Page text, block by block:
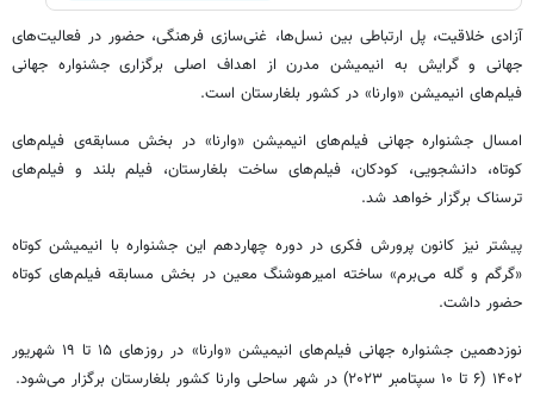
آزادی خلاقیت، پل ارتباطی بین نسل‌ها، غنی‌سازی فرهنگی، حضور در فعالیت‌های
جهانی و گرایش‌ به انیمیشن مدرن از اهداف اصلی برگزاری جشنواره جهانی
فیلم‌های انیمیشن «وارنا» در کشور بلغارستان است.
امسال جشنواره جهانی فیلم‌های انیمیشن «وارنا» در بخش مسابقه‌ی فیلم‌های
کوتاه، دانشجویی، کودکان، فیلم‌های ساخت بلغارستان، فیلم بلند و فیلم‌های
ترسناک برگزار خواهد شد.
پیشتر نیز کانون پرورش فکری در دوره چهاردهم این جشنواره با انیمیشن کوتاه
«گرگم و گله می‌برم» ساخته امیرهوشنگ معین در بخش مسابقه فیلم‌های کوتاه
حضور داشت.
نوزدهمین جشنواره جهانی فیلم‌های انیمیشن «وارنا» در روزهای ۱۵ تا ۱۹ شهریور
۱۴۰۲ (۶ تا ۱۰ سپتامبر ۲۰۲۳) در شهر ساحلی وارنا کشور بلغارستان برگزار می‌شود.